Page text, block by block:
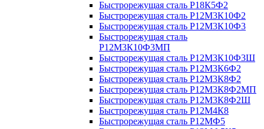
Быстрорежущая сталь Р18К5Ф2
Быстрорежущая сталь Р12М3К10Ф2
Быстрорежущая сталь Р12М3К10Ф3
Быстрорежущая сталь
Р12М3К10Ф3МП
Быстрорежущая сталь Р12М3К10Ф3Ш
Быстрорежущая сталь Р12М3К6Ф2
Быстрорежущая сталь Р12М3К8Ф2
Быстрорежущая сталь Р12М3К8Ф2МП
Быстрорежущая сталь Р12М3К8Ф2Ш
Быстрорежущая сталь Р12М4К8
Быстрорежущая сталь Р12МФ5